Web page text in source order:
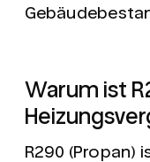
Warum ist
R290 (Propan)